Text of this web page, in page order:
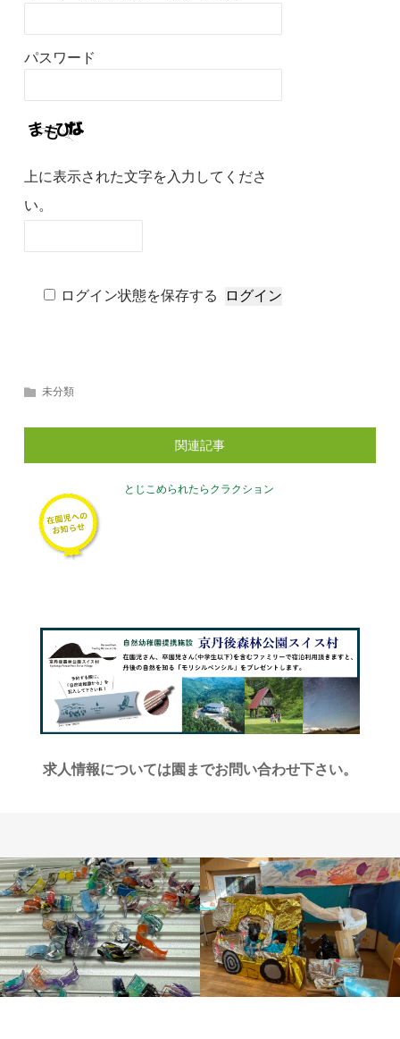
パスワード
上に表示された文字を入力してくださ
い。
ログイン状態を保存する
未分類
関連記事
とじこめられたらクラクション
求人情報については園までお問い合わせ下さい。